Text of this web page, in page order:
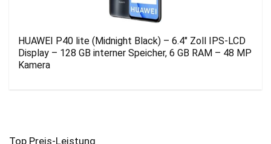
HUAWEI P40 lite (Midnight Black) – 6.4″ Zoll IPS-LCD
Display – 128 GB interner Speicher, 6 GB RAM – 48 MP
Kamera
Top Preis-Leistung